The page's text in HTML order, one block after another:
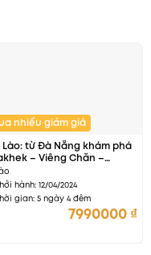
nhiều giảm giá
Lào: từ Đà Nẵng khám phá
– Viêng Chăn –
hành: 12/04/2024
gian: 5 ngày 4 đêm
7990000 ₫